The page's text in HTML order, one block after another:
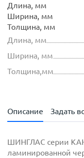
Длина, мм
Ширина, мм
Толщина, мм
Длина, мм
Ширина, мм
Толщина,мм
Описание Задать
ШИНГЛАС серии
ламинированной